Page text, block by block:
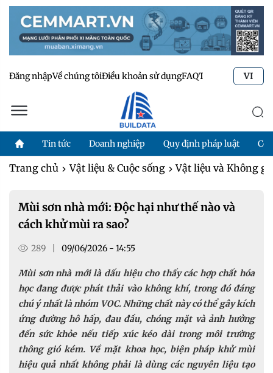
Đăng nhậpVề chúng tôiĐiều khoản sử dụngFAQTư vấn kỹ thuật
VI
Tin tức Doanh nghiệp Quy định pháp luật
Trang chủ Vật liệu & Cuộc sống Vật liệu và Không
Mùi sơn nhà mới: Độc hại như thế nào và
cách khử mùi ra sao?
289 09/06/2026 - 14:55
Mùi sơn nhà mới là dấu hiệu cho thấy các hợp chất hóa
học đang được phát thải vào không khí, trong đó đáng
chú ý nhất là nhóm VOC. Những chất này có thể gây kích
ứng đường hô hấp, đau đầu, chóng mặt và ảnh hưởng
đến sức khỏe nếu tiếp xúc kéo dài trong môi trường
thông gió kém. Về mặt khoa học, biện pháp khử mùi
hiệu quả nhất không phải là dùng các nguyên liệu tạo